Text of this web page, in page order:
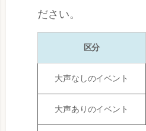
ださい。
区分
大声なしのイベント
大声ありのイベント